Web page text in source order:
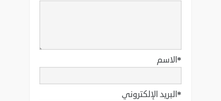
الاسم*
البريد الإلكتروني*